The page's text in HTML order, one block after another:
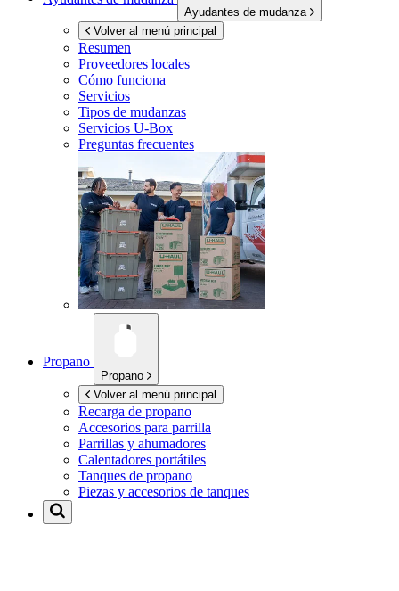
Ayudantes de mudanza
Volver al menú principal
Resumen
Proveedores locales
Cómo funciona
Servicios
Tipos de mudanzas
Servicios U-Box
Preguntas frecuentes
Propano
Propano
Volver al menú principal
Recarga de propano
Accesorios para parrilla
Parrillas y ahumadores
Calentadores portátiles
Tanques de propano
Piezas y accesorios de tanques